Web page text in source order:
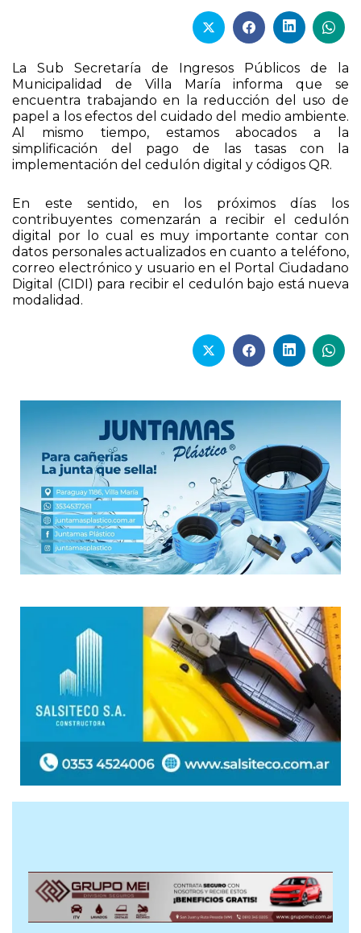
La Sub Secretaría de Ingresos Públicos de la
Municipalidad de Villa María informa que se
encuentra trabajando en la reducción del uso de
papel a los efectos del cuidado del medio ambiente.
Al mismo tiempo, estamos abocados a la
simplificación del pago de las tasas con la
implementación del cedulón digital y códigos QR.
En este sentido, en los próximos días los
contribuyentes comenzarán a recibir el cedulón
digital por lo cual es muy importante contar con
datos personales actualizados en cuanto a teléfono,
correo electrónico y usuario en el Portal Ciudadano
Digital (CIDI) para recibir el cedulón bajo está nueva
modalidad.